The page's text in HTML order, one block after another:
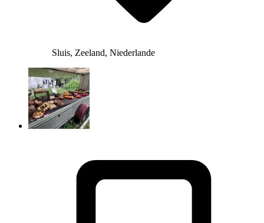
Sluis, Zeeland, Niederlande